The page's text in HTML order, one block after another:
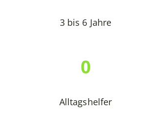
3 bis 6 Jahre
Alltagshelfer
0